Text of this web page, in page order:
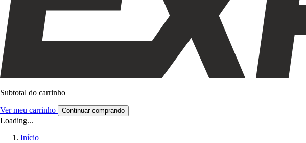
Subtotal do carrinho
Ver meu carrinho Continuar comprando
Loading...
Início